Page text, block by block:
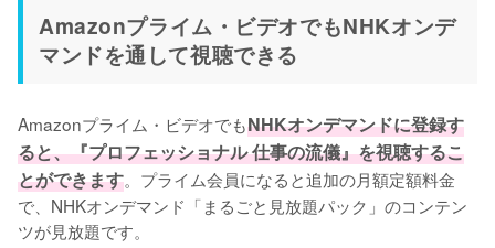
Amazonプライム・ビデオでもNHKオンデ
マンドを通して視聴できる
Amazonプライム・ビデオでもNHKオンデマンドに登録す
ると、『プロフェッショナル 仕事の流儀』を視聴するこ
とができます。プライム会員になると追加の月額定額料金
で、NHKオンデマンド「まるごと見放題パック」のコンテン
ツが見放題です。